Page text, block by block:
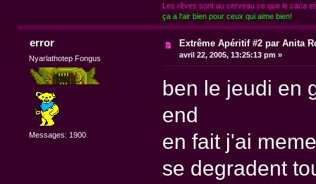
Les rêves sont au cerveau ce que le caca
ça a l'air bien pour ceux qui aime bien!
error
Nyarlathotep Fongus
Messages: 1900
Extrême Apéritif #2 par Anita
avril 22, 2005, 13:25:13 pm »
ben le jeudi en
end
en fait j'ai
se degradent